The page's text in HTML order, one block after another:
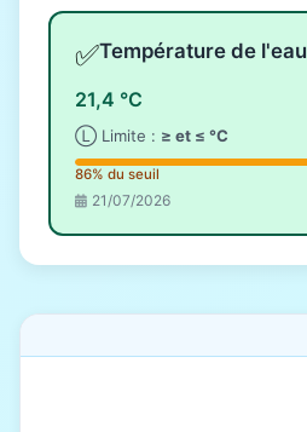
✅Température de l'eau
21,4 °C
Ⓛ Limite : ≥ et ≤ °C
86% du seuil
21/07/2026
Fenêtres d'information